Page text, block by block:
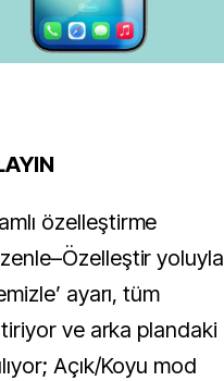
özelleştirme
yoluyla
ayarı, tüm
ve arka plandaki
Açık/Koyu mod